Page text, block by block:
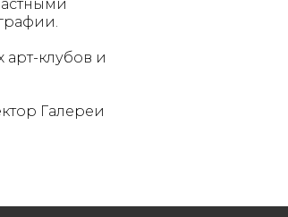
арт-клубов и
Галереи